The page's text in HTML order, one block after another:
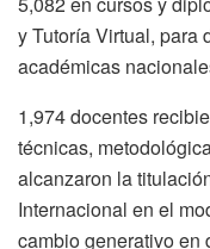
y Tutoría Virtual, para
académicas
1,974 docentes
técnicas,
alcanzaron la
Internacional en el
cambio generativo en